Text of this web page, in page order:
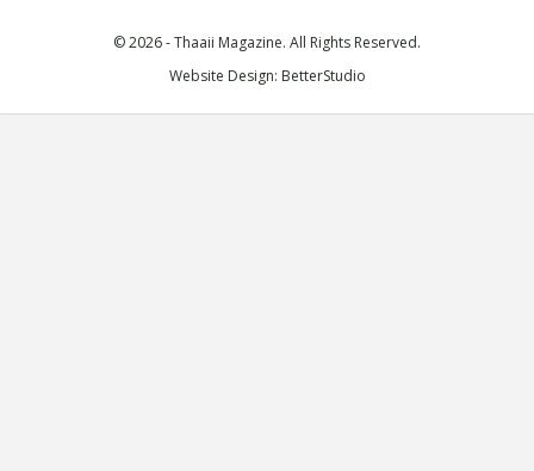
© 2026 - Thaaii Magazine. All Rights Reserved.
Website Design: BetterStudio